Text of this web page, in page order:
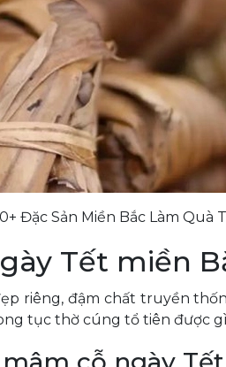
Đặc Sản Miền Bắc Làm Quà
Tết miền
riêng, đậm chất truyền
tục thờ cúng tổ tiên được